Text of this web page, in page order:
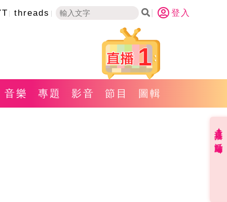
threads 登入
1
音樂 專題 影音 節目 圖輯
直播✦活動